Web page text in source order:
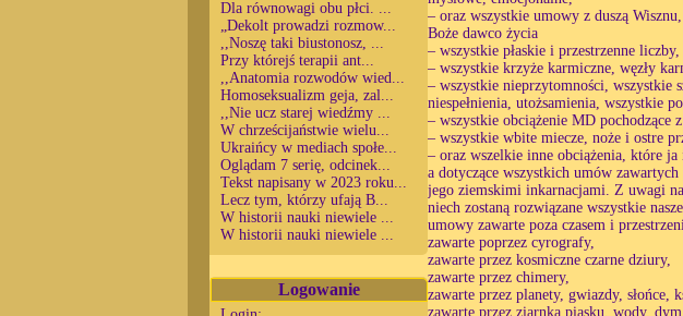
Dla równowagi obu płci. ...
„Dekolt prowadzi rozmow...
,,Noszę taki biustonosz, ...
Przy którejś terapii ant...
,,Anatomia rozwodów wied...
Homoseksualizm geja, zal...
,,Nie ucz starej wiedźmy ...
W chrześcijaństwie wielu...
Ukraińcy w mediach społe...
Oglądam 7 serię, odcinek...
Tekst napisany w 2023 roku...
Lecz tym, którzy ufają B...
W historii nauki niewiele ...
W historii nauki niewiele ...
Logowanie
– oraz wszystkie umowy z duszą
Boże dawco życia
– wszystkie płaskie i przestrzenne
– wszystkie krzyże karmiczne, węzły
– wszystkie nieprzytomności, wszystkie
niespełnienia, utożsamienia, wszystkie
– wszystkie obciążenie MD
– wszystkie wbite miecze, noże i ostre
– oraz wszelkie inne obciążenia, które
a dotyczące wszystkich umów
jego ziemskimi inkarnacjami. Z uwagi
niech zostaną rozwiązane wszystkie
umowy zawarte poza czasem i
zawarte poprzez cyrografy,
zawarte przez kosmiczne czarne dziury,
zawarte przez chimery,
zawarte przez planety, gwiazdy, słońce,
zawarte przez ziarnka piasku, wody,